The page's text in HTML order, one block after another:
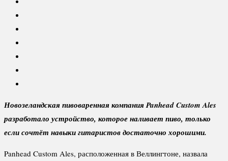
Новозеландская пивоваренная компания Panhead Custom Ales
разработало устройство, которое наливает пиво, только
если сочтёт навыки гитаристов достаточно хорошими.
Panhead Custom Ales, расположенная в Веллингтоне, назвала